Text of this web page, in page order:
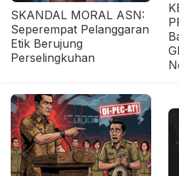
SKANDAL MORAL ASN:
Seperempat Pelanggaran
Etik Berujung
Perselingkuhan